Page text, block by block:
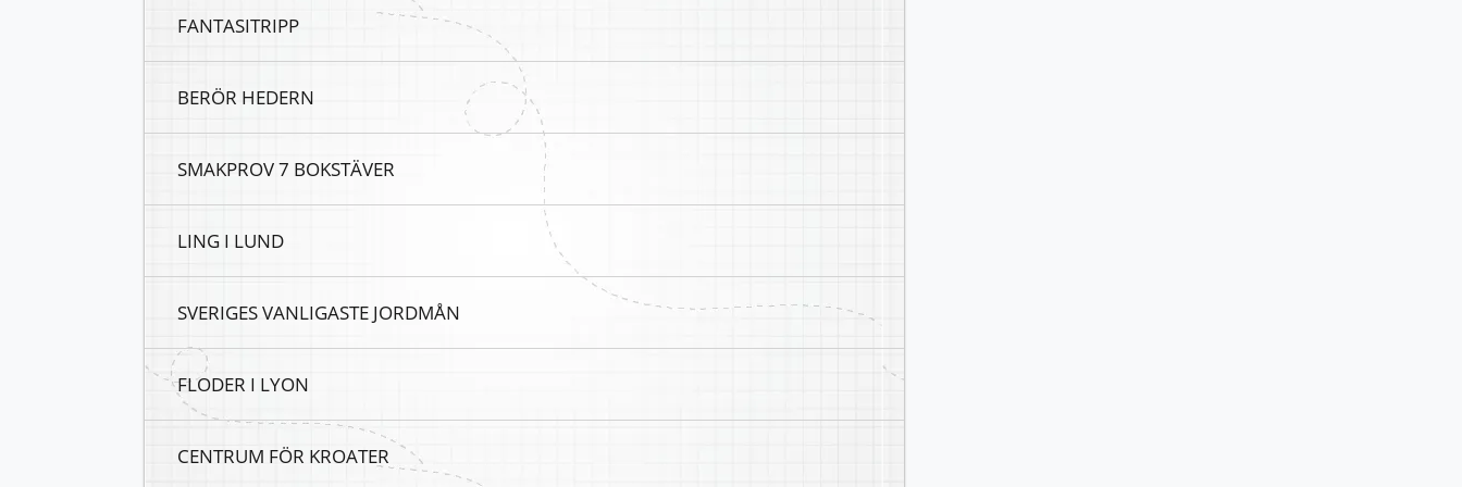
FANTASITRIPP
BERÖR HEDERN
SMAKPROV 7 BOKSTÄVER
LING I LUND
SVERIGES VANLIGASTE JORDMÅN
FLODER I LYON
CENTRUM FÖR KROATER